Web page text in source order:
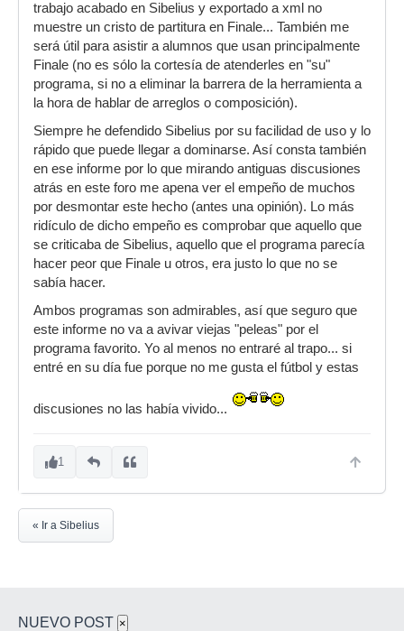
trabajo acabado en Sibelius y exportado a xml no
muestre un cristo de partitura en Finale... También me
será útil para asistir a alumnos que usan principalmente
Finale (no es sólo la cortesía de atenderles en "su"
programa, si no a eliminar la barrera de la herramienta a
la hora de hablar de arreglos o composición).
Siempre he defendido Sibelius por su facilidad de uso y lo
rápido que puede llegar a dominarse. Así consta también
en ese informe por lo que mirando antiguas discusiones
atrás en este foro me apena ver el empeño de muchos
por desmontar este hecho (antes una opinión). Lo más
ridículo de dicho empeño es comprobar que aquello que
se criticaba de Sibelius, aquello que el programa parecía
hacer peor que Finale u otros, era justo lo que no se
sabía hacer.
Ambos programas son admirables, así que seguro que
este informe no va a avivar viejas "peleas" por el
programa favorito. Yo al menos no entraré al trapo... si
entré en su día fue porque no me gusta el fútbol y estas
discusiones no las había vivido...
1
« Ir a Sibelius
NUEVO POST ×